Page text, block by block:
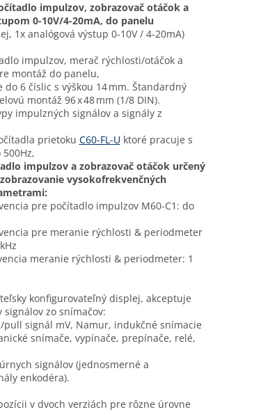
impulzov, zobrazovač otáčok a
0-10V/4-20mA, do panelu
1x analógová výstup 0-10V / 4-20mA)
impulzov, merač rýchlosti/otáčok a
montáž do panelu,
do 6 číslic s výškou 14 mm. Štandardný
montáž 96 x 48 mm (1/8 DIN).
impulzných signálov a signály z
prietoku C60-FL-U ktoré pracuje s
impulzov a zobrazovač otáčok určený
vysokofrekvenčných
pre počítadlo impulzov M60-C1: do
pre meranie rýchlosti & periodmeter
meranie rýchlosti & periodmeter: 1
konfigurovateľný displej, akceptuje
signálov zo snímačov:
pull signál mV, Namur, indukčné snímacie
snímače, vypínače, prepínače, relé,
signálov (jednosmerné a
enkodéra).
v dvoch verziách pre rôzne úrovne